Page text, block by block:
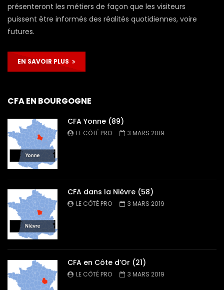
présenteront les métiers de façon que les visiteurs
puissent être informés des réalités quotidiennes, voire
futures.
EN SAVOIR PLUS
CFA EN BOURGOGNE
CFA Yonne (89)
LE CÔTÉ PRO 3 MARS 2019
CFA dans la Nièvre (58)
LE CÔTÉ PRO 3 MARS 2019
CFA en Côte d’Or (21)
LE CÔTÉ PRO 3 MARS 2019